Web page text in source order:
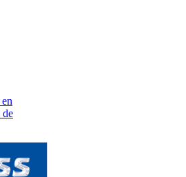
en
de